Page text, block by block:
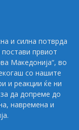
и силна потврда
постави првиот
Македонија“, во
со нашите
и реакции ќе ни
да допреме до
навремена и